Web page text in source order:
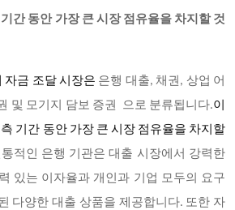
간 동안 가장 큰 시장 점유율을 차지할 것
자금 조달 시장은 은행 대출, 채권, 상업 어
및 모기지 담보 증권 으로 분류됩니다.이
기간 동안 가장 큰 시장 점유율을 차지할
통적인 은행 기관은 대출 시장에서 강력한
있는 이자율과 개인과 기업 모두의 요구
다양한 대출 상품을 제공합니다. 또한 자